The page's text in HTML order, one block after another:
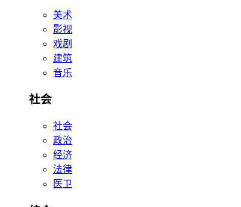
美术
影视
戏剧
建筑
音乐
社会
社会
政治
经济
法律
医卫